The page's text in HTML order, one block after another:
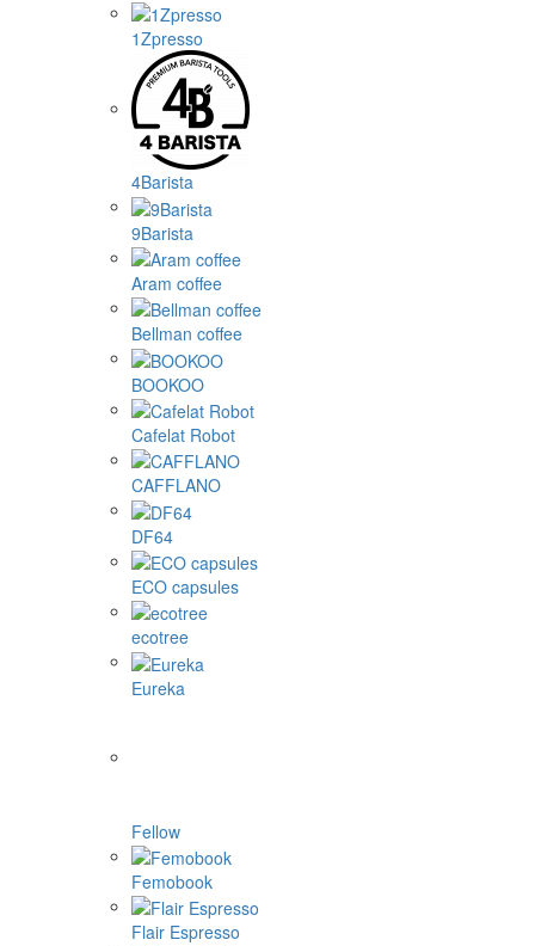
1Zpresso
4Barista
9Barista
Aram coffee
Bellman coffee
BOOKOO
Cafelat Robot
CAFFLANO
DF64
ECO capsules
ecotree
Eureka
Fellow
Femobook
Flair Espresso